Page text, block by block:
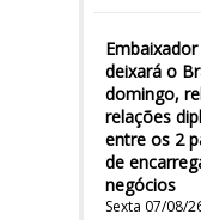
deixará o
domingo,
relações
entre os 2
de
negócios
Sexta 07/08/